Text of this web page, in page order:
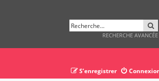
RECHERCHE AVANCÉE
S’enregistrer